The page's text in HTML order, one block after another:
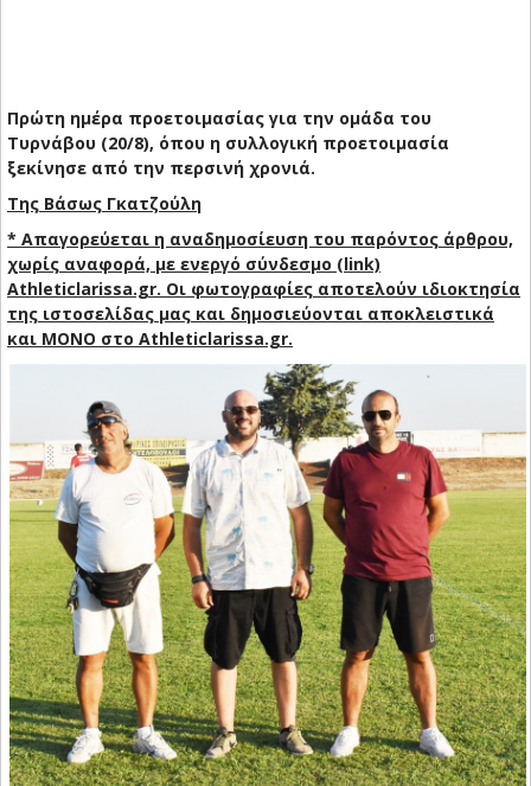
Πρώτη ημέρα προετοιμασίας για την ομάδα του
Τυρνάβου (20/8), όπου η συλλογική προετοιμασία
ξεκίνησε από την περσινή χρονιά.
Της Βάσως Γκατζούλη
* Απαγορεύεται η αναδημοσίευση του παρόντος άρθρου,
χωρίς αναφορά, με ενεργό σύνδεσμο (link)
Athleticlarissa.gr. Οι φωτογραφίες αποτελούν ιδιοκτησία
της ιστοσελίδας μας και δημοσιεύονται αποκλειστικά
και ΜΟΝΟ στο Athleticlarissa.gr.